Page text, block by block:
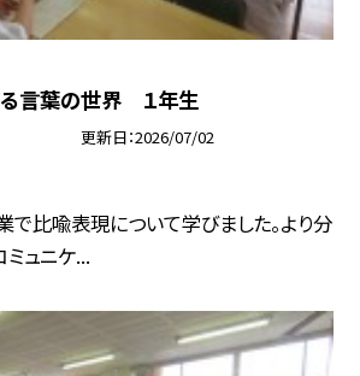
言葉の世界 １年生
更新日 2026/07/02
で比喩表現について学びました。より分
ュニケ...